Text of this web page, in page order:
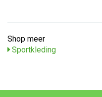
Shop meer
Sportkleding